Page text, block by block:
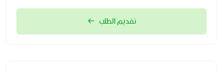
تقديم الطلب